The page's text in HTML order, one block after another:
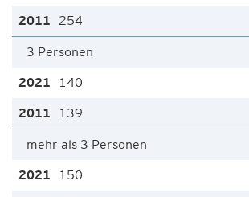
254
3 Personen
140
139
mehr als 3 Personen
150